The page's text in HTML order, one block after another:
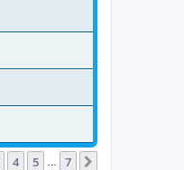
4 5 7